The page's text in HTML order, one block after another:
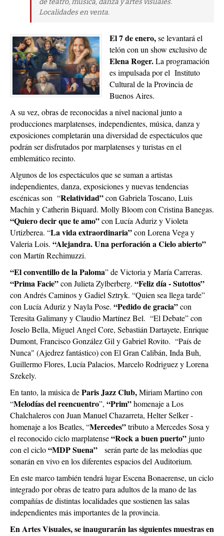
Localidades en venta.
El 7 de enero,se levantará el
telón con un show exclusivo de
Elena Roger.La programación
es impulsada por el Instituto
Cultural de la Provincia de
Buenos Aires.
A su vez, obras de reconocidas a nivel nacional junto a
producciones marplatenses, independientes, música, danza y
exposiciones completarán una diversidad de espectáculos que
podrán ser disfrutados por marplatenses y turistas en el
emblemático recinto.
Algunos de los espectáculos que se suman a artistas
independientes, danza, exposiciones y nuevas tendencias
escénicas son “Relatividad”con Gabriela Toscano, Luis
Machín y Catherin Biquard. Molly Bloom con Cristina Banegas.
“Quiero decir que te amo”con Lucía Aduriz y Violeta
Urtizberea. “La vida extraordinaria”con Lorena Vega y
Valeria Lois. “Alejandra. Una perforación a Cielo abierto”
con Martín Rechimuzzi.
“El conventillo de la Paloma” de Victoria y María Carreras.
“Prima Facie”con Julieta Zylberberg. “Feliz día - Sutottos”
con Andrés Caminos y Gadiel Sztryk. “Quien sea llega tarde”
con Lucía Aduriz y Nayla Pose. “Pedido de gracia”con
Teresita Galimany y Claudio Martínez Bel. “El Debate” con
Joselo Bella, Miguel Angel Core, Sebastián Dartayete, Enrique
Dumont, Francisco González Gil y Gabriel Rovito. “País de
Nunca" (Ajedrez fantástico) con El Gran Calibán, Inda Buh,
Guillermo Flores, Lucía Palacios, Marcelo Rodriguez y Lorena
Szekely.
En tanto, la música deParis Jazz Club,Miriam Martino con
“Melodías del reencuentro”, “Prim”homenaje a Los
Chalchaleros con Juan Manuel Chazarreta, Helter Selker -
homenaje a los Beatles, “Mercedes”tributo a Mercedes Sosa y
el reconocido ciclo marplatense“Rock a buen puerto”junto
con el ciclo“MDP Suena” serán parte de las melodías que
sonarán en vivo en los diferentes espacios del Auditorium.
En este marco también tendrá lugar Escena Bonaerense, un ciclo
integrado por obras de teatro para adultos de la mano de las
compañías de distintas localidades que sostienen las salas
independientes más importantes de la provincia.
En Artes Visuales, se inaugurarán las siguientes muestras en